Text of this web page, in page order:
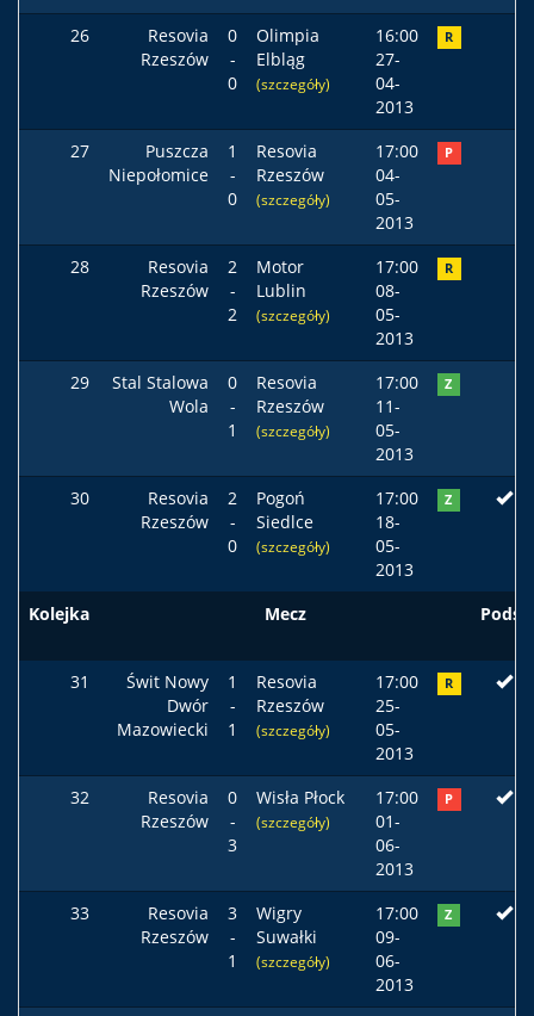
26
Resovia
Rzeszów
0
-
0
Olimpia
Elbląg
(szczegóły)
16:00
27-
04-
2013
R
27
Puszcza
Niepołomice
1
-
0
Resovia
Rzeszów
(szczegóły)
17:00
04-
05-
2013
P
28
Resovia
Rzeszów
2
-
2
Motor
Lublin
(szczegóły)
17:00
08-
05-
2013
R
29
Stal Stalowa
Wola
0
-
1
Resovia
Rzeszów
(szczegóły)
17:00
11-
05-
2013
Z
30
Resovia
Rzeszów
2
-
0
Pogoń
Siedlce
(szczegóły)
17:00
18-
05-
2013
Z
Kolejka Mecz Podst
31
Świt Nowy
Dwór
Mazowiecki
1
-
1
Resovia
Rzeszów
(szczegóły)
17:00
25-
05-
2013
R
32
Resovia
Rzeszów
0
-
3
Wisła Płock
(szczegóły)
17:00
01-
06-
2013
P
33
Resovia
Rzeszów
3
-
1
Wigry
Suwałki
(szczegóły)
17:00
09-
06-
2013
Z